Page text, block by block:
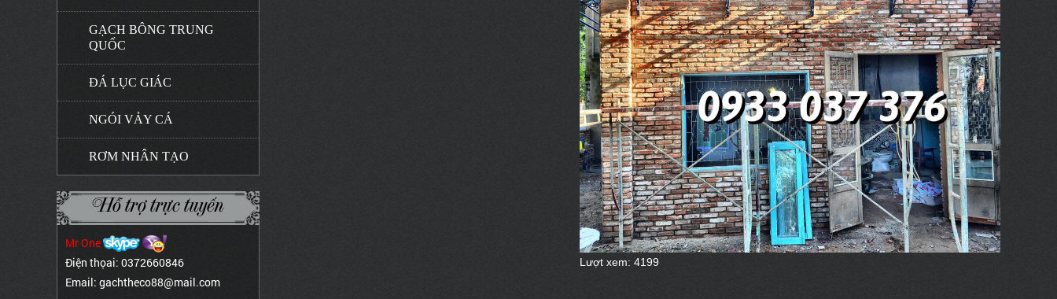
GẠCH BÔNG TRUNG
QUỐC
ĐÁ LỤC GIÁC
NGÓI VẢY CÁ
RƠM NHÂN TẠO
Hỗ trợ trực tuyến
Mr One
Điện thọai: 0372660846
Email: gachtheco88@mail.com
Lượt xem: 4199